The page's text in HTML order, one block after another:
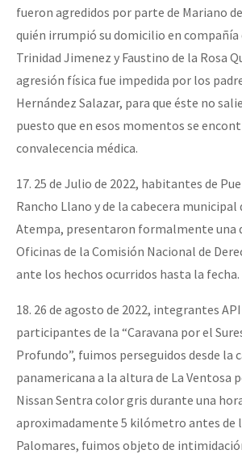
fueron agredidos por parte de Mariano
quién irrumpió su domicilio en compañía
Trinidad Jimenez y Faustino de la Rosa
agresión física fue impedida por los
Hernández Salazar, para que éste no
puesto que en esos momentos se
convalecencia médica.
17. 25 de Julio de 2022, habitantes de
Rancho Llano y de la cabecera municipal
Atempa, presentaron formalmente una
Oficinas de la Comisión Nacional de
ante los hechos ocurridos hasta la fecha.
18. 26 de agosto de 2022, integrantes
participantes de la “Caravana por el
Profundo”, fuimos perseguidos desde la
panamericana a la altura de La Ventosa
Nissan Sentra color gris durante una
aproximadamente 5 kilómetro antes de
Palomares, fuimos objeto de